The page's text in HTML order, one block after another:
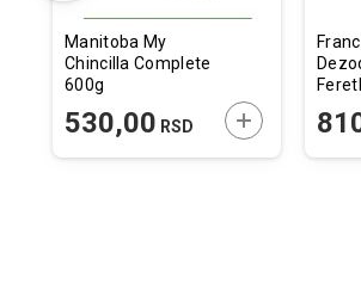
U KORPU
Manitoba My
Chincilla Complete
600g
530,00 RSD DODAJTE U